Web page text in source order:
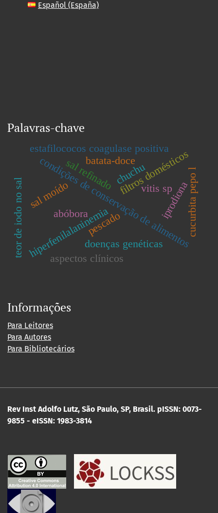
Español (España)
Palavras-chave
pescado
condições de conservação de alimentos
hiperfenilalaninemia
filtros domésticos
sal refinado
sal moído
teor de iodo no sal doenças genéticas
estafilococos coagulase positiva
cucurbita pepo l
abóbora
chuchu
batata-doce
vitis sp
aspectos clínicos
iprodiona
Informações
Para Leitores
Para Autores
Para Bibliotecários
Rev Inst Adolfo Lutz, São Paulo, SP, Brasil. pISSN: 0073-
9855 - eISSN: 1983-3814